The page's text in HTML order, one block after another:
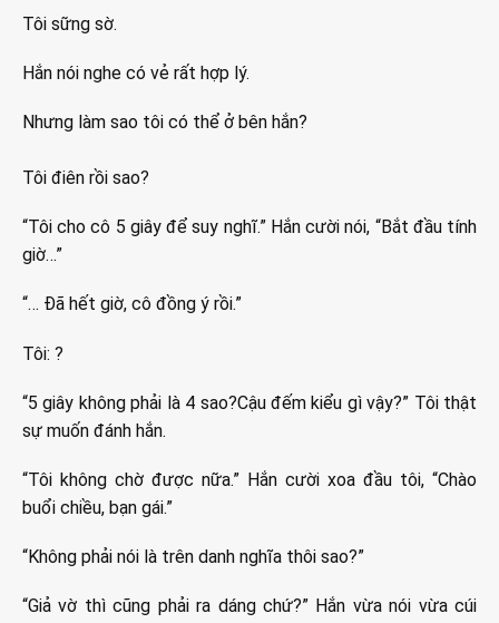
Tôi sững sờ.
Hắn nói nghe có vẻ rất hợp lý.
Nhưng làm sao tôi có thể ở bên hắn?
Tôi điên rồi sao?
“Tôi cho cô 5 giây để suy nghĩ.” Hắn cười nói, “Bắt đầu tính
giờ…”
“… Đã hết giờ, cô đồng ý rồi.”
Tôi: ?
“5 giây không phải là 4 sao?Cậu đếm kiểu gì vậy?” Tôi thật
sự muốn đánh hắn.
“Tôi không chờ được nữa.” Hắn cười xoa đầu tôi, “Chào
buổi chiều, bạn gái.”
“Không phải nói là trên danh nghĩa thôi sao?”
“Giả vờ thì cũng phải ra dáng chứ?” Hắn vừa nói vừa cúi